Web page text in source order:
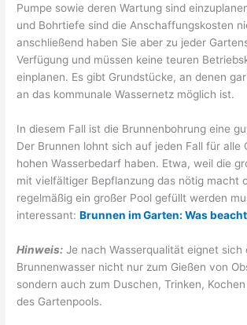
Pumpe sowie deren Wartung sind
und Bohrtiefe sind die Anschaffungskosten
anschließend haben Sie aber zu jeder
Verfügung und müssen keine teuren
einplanen. Es gibt Grundstücke, an denen
an das kommunale Wassernetz möglich ist.
In diesem Fall ist die Brunnenbohrung eine
Der Brunnen lohnt sich auf jeden Fall für alle
hohen Wasserbedarf haben. Etwa, weil die
mit vielfältiger Bepflanzung das nötig macht
regelmäßig ein großer Pool gefüllt werden
interessant:Brunnen im Garten: Was
Hinweis: Je nach Wasserqualität eignet sich
Brunnenwasser nicht nur zum Gießen von
sondern auch zum Duschen, Trinken,
des Gartenpools.